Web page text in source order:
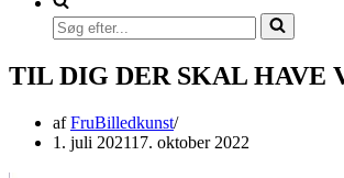
Søg
efter...
TIL DIG DER SKAL HAVE
afFruBilledkunst
1. juli 202117. oktober 2022